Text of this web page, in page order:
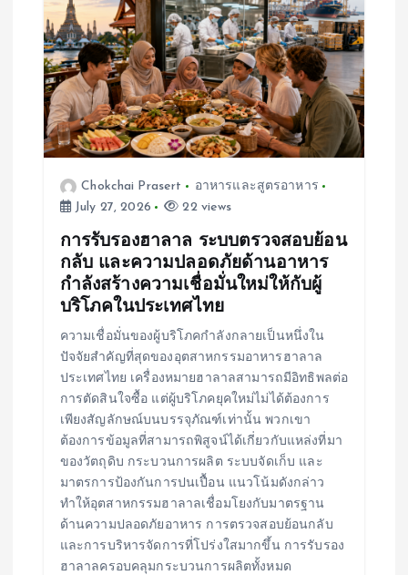
Chokchai Prasert
อาหารและสูตรอาหาร
July 27, 2026
22 views
การรับรองฮาลาล ระบบตรวจสอบย้อน
กลับ และความปลอดภัยด้านอาหาร
กำลังสร้างความเชื่อมั่นใหม่ให้กับผู้
บริโภคในประเทศไทย
ความเชื่อมั่นของผู้บริโภคกำลังกลายเป็นหนึ่งใน
ปัจจัยสำคัญที่สุดของอุตสาหกรรมอาหารฮาลาล
ประเทศไทย เครื่องหมายฮาลาลสามารถมีอิทธิพลต่อ
การตัดสินใจซื้อ แต่ผู้บริโภคยุคใหม่ไม่ได้ต้องการ
เพียงสัญลักษณ์บนบรรจุภัณฑ์เท่านั้น พวกเขา
ต้องการข้อมูลที่สามารถพิสูจน์ได้เกี่ยวกับแหล่งที่มา
ของวัตถุดิบ กระบวนการผลิต ระบบจัดเก็บ และ
มาตรการป้องกันการปนเปื้อน แนวโน้มดังกล่าว
ทำให้อุตสาหกรรมฮาลาลเชื่อมโยงกับมาตรฐาน
ด้านความปลอดภัยอาหาร การตรวจสอบย้อนกลับ
และการบริหารจัดการที่โปร่งใสมากขึ้น การรับรอง
ฮาลาลครอบคลุมกระบวนการผลิตทั้งหมด